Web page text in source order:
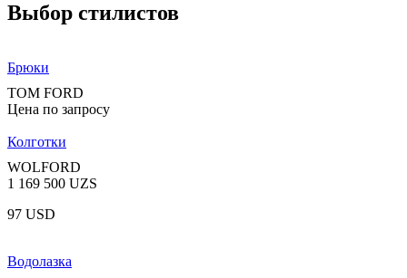
Выбор стилистов
Брюки
TOM FORD
Цена по запросу
Колготки
WOLFORD
1 169 500 UZS
97 USD
Водолазка